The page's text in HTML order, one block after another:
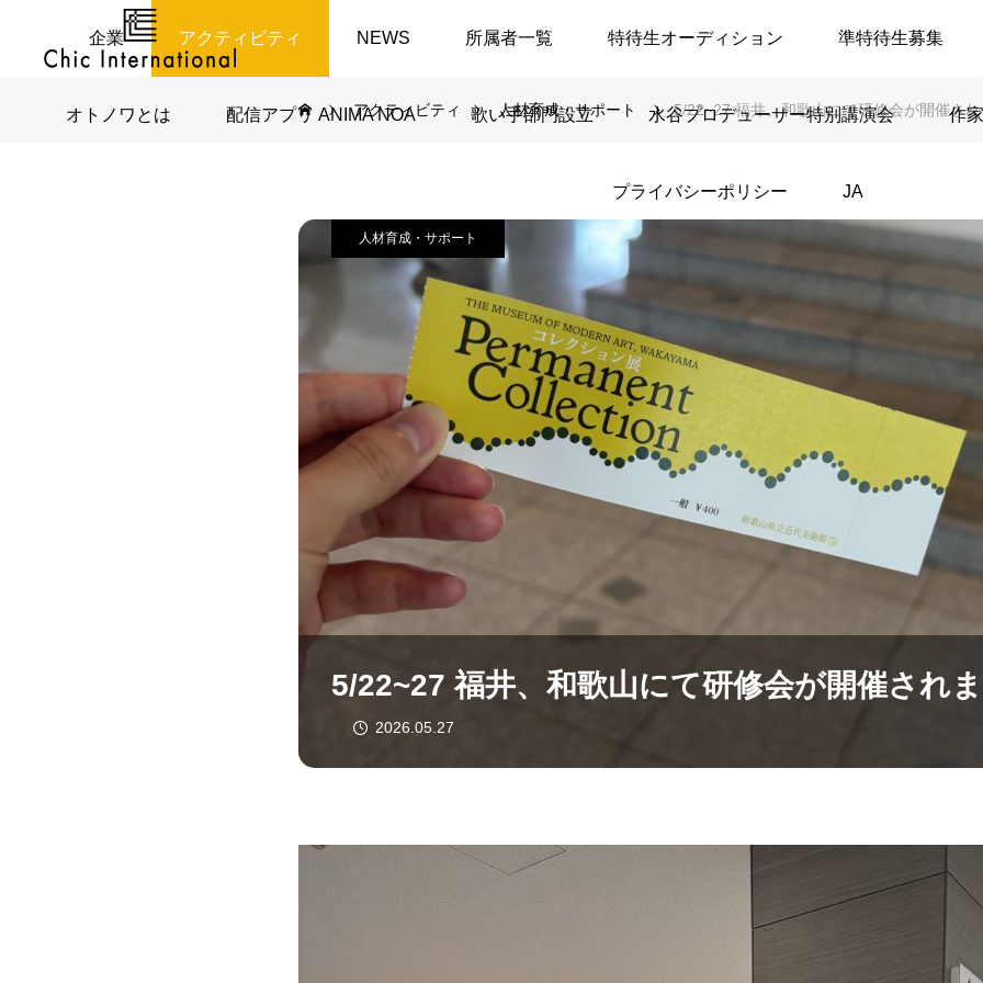
企業 アクティビティ NEWS 所属者一覧 特待生オーディション 準特待生募集
オトノワとは 配信アプリ ANIMA NOA 歌い手部門設立 水谷プロデューサー特別講演会 作
プライバシーポリシー JA
アクティビティ 人材育成・サポート 5/22~27 福井、和歌山にて研修会が開催さ
5/22~27 福井、和歌山にて研修会が開催され
2026.05.27
人材育成・サポート